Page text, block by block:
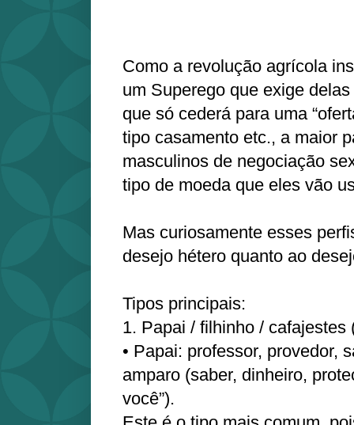
Como a revolução agrícola
um Superego que exige delas
que só cederá para uma
tipo casamento etc., a maior
masculinos de negociação
tipo de moeda que eles vão
Mas curiosamente esses
desejo hétero quanto ao
Tipos principais:
1. Papai / filhinho / cafajestes
• Papai: professor, provedor,
amparo (saber, dinheiro,
você”).